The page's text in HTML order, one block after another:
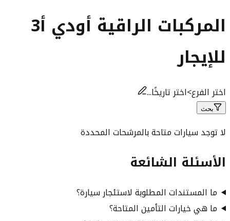
المركبات الراقية أودي أ3
للإيجار
اختر الفرع>اختر تاريخًا...
بحث
لا توجد سيارات متاحة بالمرشحات المحددة
الأسئلة الشائعة
ما المستندات المطلوبة لاستئجار سيارة؟
ما هي خيارات التأمين المتاحة؟